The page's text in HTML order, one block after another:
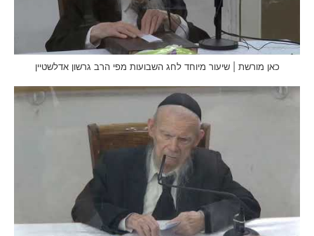
כאן מורשת | שיעור מיוחד לחג השבועות מפי הרב גרשון אדלשטיין